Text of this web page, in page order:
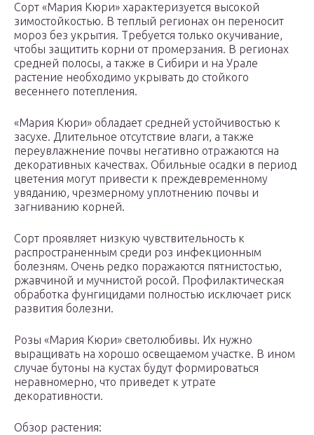
Сорт «Мария Кюри» характеризуется высокой
зимостойкостью. В теплый регионах он переносит
мороз без укрытия. Требуется только окучивание,
чтобы защитить корни от промерзания. В регионах
средней полосы, а также в Сибири и на Урале
растение необходимо укрывать до стойкого
весеннего потепления.
«Мария Кюри» обладает средней устойчивостью к
засухе. Длительное отсутствие влаги, а также
переувлажнение почвы негативно отражаются на
декоративных качествах. Обильные осадки в период
цветения могут привести к преждевременному
увяданию, чрезмерному уплотнению почвы и
загниванию корней.
Сорт проявляет низкую чувствительность к
распространенным среди роз инфекционным
болезням. Очень редко поражаются пятнистостью,
ржавчиной и мучнистой росой. Профилактическая
обработка фунгицидами полностью исключает риск
развития болезни.
Розы «Мария Кюри» светолюбивы. Их нужно
выращивать на хорошо освещаемом участке. В ином
случае бутоны на кустах будут формироваться
неравномерно, что приведет к утрате
декоративности.
Обзор растения: